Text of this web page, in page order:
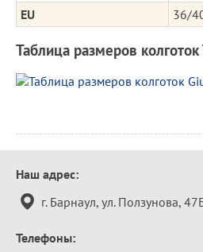
EU
36/
Таблица размеров
Контактная
информация
Наш адрес:
г. Барнаул, ул. Ползунова,
Телефоны: